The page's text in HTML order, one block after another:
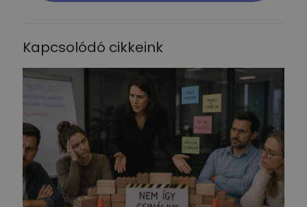
Kapcsolódó cikkeink